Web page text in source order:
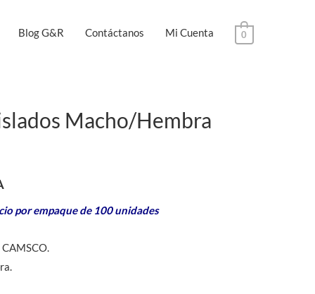
Blog G&R Contáctanos Mi Cuenta 0
Macho/Hembra
por empaque de 100 unidades